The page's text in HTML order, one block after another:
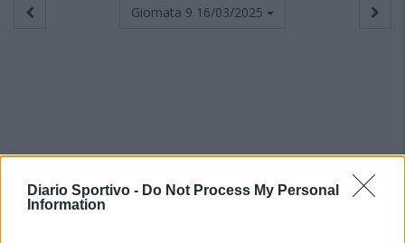
Diario Sportivo - Do Not Process My Personal
Information
Giornata 9 16/03/2025